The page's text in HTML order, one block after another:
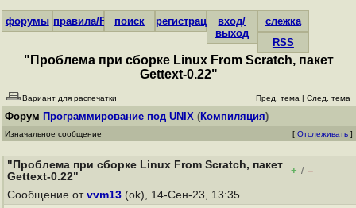
форумы правила/FAQпоиск регистрациявход/
выход
слежка
RSS
"Проблема при сборке Linux From Scratch, пакет
Gettext-0.22"
Вариант для распечатки Пред. тема | След. тема
Форум Программирование под UNIX (Компиляция)
Изначальное сообщение [ Отслеживать ]
"Проблема при сборке Linux From Scratch, пакет
Gettext-0.22"
+ / –
Сообщение от vvm13 (ok), 14-Сен-23, 13:35